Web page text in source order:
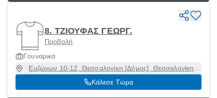
8. ΤΖΙΟΥΦΑΣ ΓΕΩΡΓ.
Προβολή
Γουναρικά
Ευζώνων 10-12, Θεσσαλονίκη [Δήμος], Θεσσαλονίκη,
54640
Κάλεσε Τώρα